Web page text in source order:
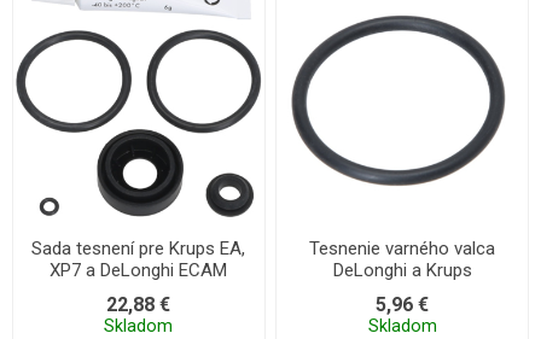
Sada tesnení pre Krups EA,
XP7 a DeLonghi ECAM
22,88 €
Skladom
Tesnenie varného valca
DeLonghi a Krups
Nespresso
5,96 €
Skladom